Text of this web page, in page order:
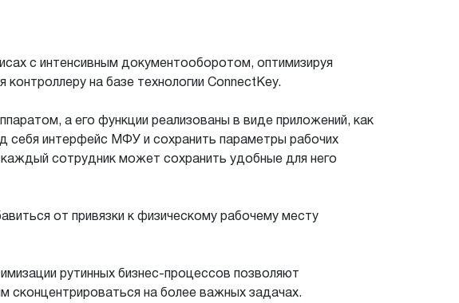
с интенсивным документооборотом, оптимизируя
на базе технологии ConnectKey.
а его функции реализованы в виде приложений, как
себя интерфейс МФУ и сохранить параметры рабочих
сотрудник может сохранить удобные для него
от привязки к физическому рабочему месту
рутинных бизнес-процессов позволяют
сконцентрироваться на более важных задачах.